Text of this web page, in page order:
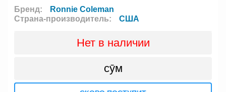
Бренд:
Ronnie Coleman
Страна-производитель:
США
Нет в наличии
сӯм